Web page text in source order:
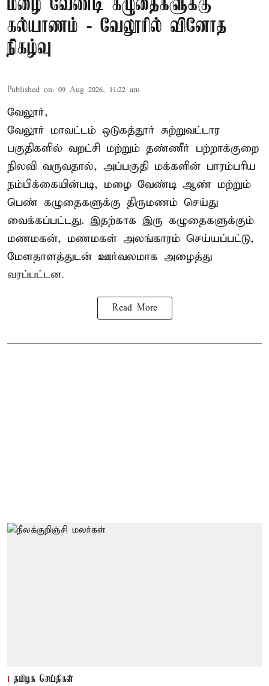
மழை வேண்டி கழுதைகளுக்கு
கல்யாணம் - வேலூரில் வினோத
நிகழ்வு
Published on: 09 Aug 2026, 11:22 am
வேலூர்,
வேலூர் மாவட்டம் ஒடுகத்தூர் சுற்றுவட்டார
பகுதிகளில் வறட்சி மற்றும் தண்ணீர் பற்றாக்குறை
நிலவி வருவதால், அப்பகுதி மக்களின் பாரம்பரிய
நம்பிக்கையின்படி, மழை வேண்டி ஆண் மற்றும்
பெண் கழுதைகளுக்கு திருமணம் செய்து
வைக்கப்பட்டது. இதற்காக இரு கழுதைகளுக்கும்
மணமகன், மணமகள் அலங்காரம் செய்யப்பட்டு,
மேளதாளத்துடன் ஊர்வலமாக அழைத்து
வரப்பட்டன.
Read More
தமிழக செய்திகள்